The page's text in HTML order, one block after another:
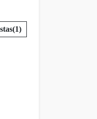
(1)